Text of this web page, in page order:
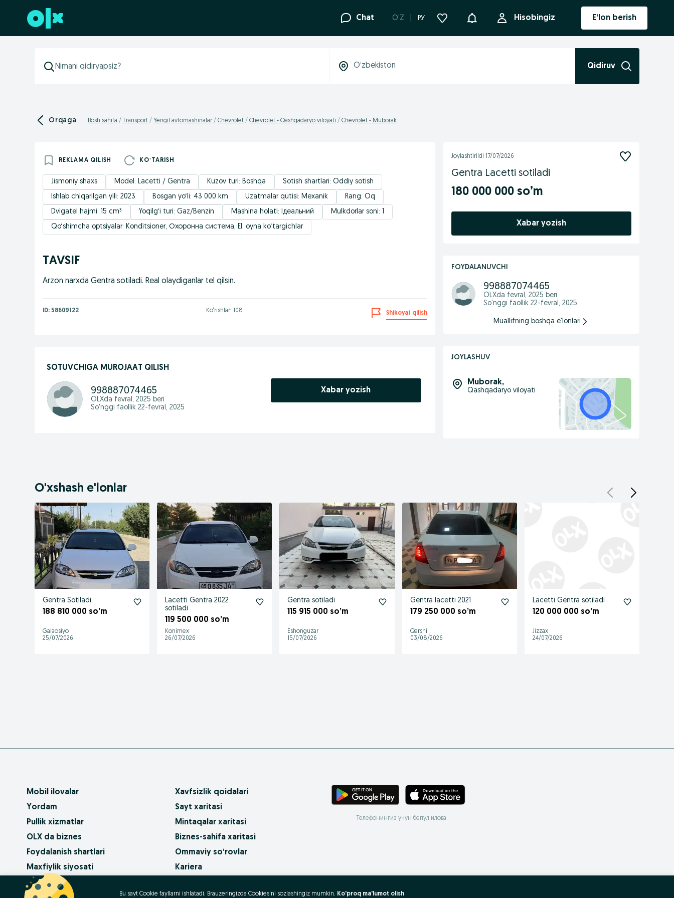
Futerga oʻtish Chat O'Z РУ Bildirishnoma Hisobingiz E‘lon berish
Qidiruv
Orqaga Bosh sahifa Transport Yengil avtomashinalar Chevrolet Chevrolet - Qashqadaryo viloyati Chevrolet - Muborak
REKLAMA QILISH KOʻTARISH
Jismoniy shaxs Model: Lacetti / Gentra Kuzov turi: Boshqa
Sotish shartlari: Oddiy sotish
Ishlab chiqarilgan yili: 2023
Bosgan yo‘li: 43 000 km Uzatmalar qutisi: Mexanik
Rang: Oq
Dvigatel hajmi: 15 cm³
Yoqilg‘i turi: Gaz/Benzin Mashina holati: Ідеальний
Mulkdorlar soni: 1
Qo‘shimcha optsiyalar: Konditsioner, Охоронна система, El. oyna ko‘targichlar
TAVSIF
Arzon narxda Gentra sotiladi. Real olaydiganlar tel qilsin.
ID: 58609122 Ko‘rishlar: 108 Shikoyat qilish
SOTUVCHIGA MUROJAAT QILISH
998887074465
OLXda fevral, 2025 beri
So'nggi faollik 22-fevral, 2025
Xabar yozish
Joylashtirildi 17/07/2026
Gentra Lacetti sotiladi
180 000 000 so’m
Xabar yozish
FOYDALANUVCHI
998887074465
OLXda fevral, 2025 beri
So'nggi faollik 22-fevral, 2025
Muallifning boshqa e'lonlari
JOYLASHUV
Muborak,
Qashqadaryo viloyati
O'xshash e'lonlar
Gentra Sotiladi.
188 810 000 so’m
Galaosiyo
25/07/2026
Lacetti Gentra 2022
sotiladi
119 500 000 so’m
Konimex
26/07/2026
Gentra sotiladi
115 915 000 so’m
Eshonguzar
15/07/2026
Gentra lacetti 2021
179 250 000 so’m
Qarshi
03/08/2026
Lacetti Gentra sotiladi
120 000 000 so’m
Jizzax
24/07/2026
Mobil ilovalar
Yordam
Pullik xizmatlar
OLX da biznes
Foydalanish shartlari
Maxfiylik siyosati
Xavfsizlik qoidalari
Sayt xaritasi
Mintaqalar xaritasi
Biznes-sahifa xaritasi
Ommaviy so‘rovlar
Kariera
Телефонингиз учун бепул илова
Bu sayt Cookie fayllarni ishlatadi. Brauzeringizda Cookies'ni sozlashingiz mumkin. Ko'proq ma'lumot olish